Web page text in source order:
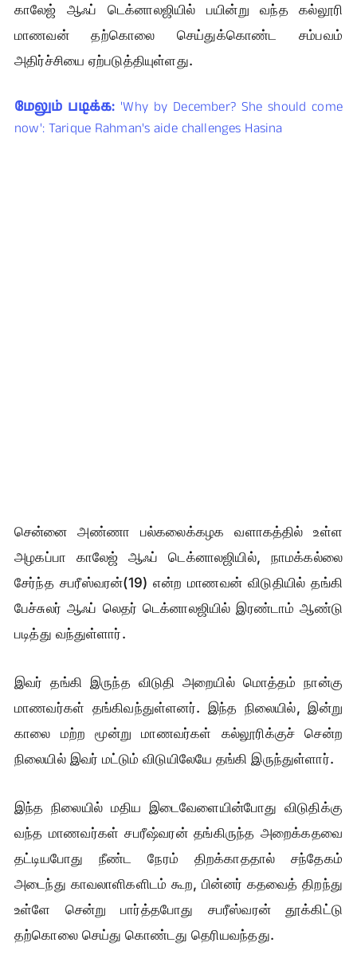
காலேஜ் ஆஃப் டெக்னாலஜியில் பயின்று வந்த கல்லூரி
மாணவன் தற்கொலை செய்துக்கொண்ட சம்பவம்
அதிர்ச்சியை ஏற்படுத்தியுள்ளது.
மேலும் படிக்க: 'Why by December? She should come
now': Tarique Rahman's aide challenges Hasina
சென்னை அண்ணா பல்கலைக்கழக வளாகத்தில் உள்ள
அழகப்பா காலேஜ் ஆஃப் டெக்னாலஜியில், நாமக்கல்லை
சேர்ந்த சபரீஸ்வரன்(19) என்ற மாணவன் விடுதியில் தங்கி
பேச்சுலர் ஆஃப் லெதர் டெக்னாலஜியில் இரண்டாம் ஆண்டு
படித்து வந்துள்ளார்.
இவர் தங்கி இருந்த விடுதி அறையில் மொத்தம் நான்கு
மாணவர்கள் தங்கிவந்துள்ளனர். இந்த நிலையில், இன்று
காலை மற்ற மூன்று மாணவர்கள் கல்லூரிக்குச் சென்ற
நிலையில் இவர் மட்டும் விடுயிலேயே தங்கி இருந்துள்ளார்.
இந்த நிலையில் மதிய இடைவேளையின்போது விடுதிக்கு
வந்த மாணவர்கள் சபரீஷ்வரன் தங்கிருந்த அறைக்கதவை
தட்டியபோது நீண்ட நேரம் திறக்காததால் சந்தேகம்
அடைந்து காவலாளிகளிடம் கூற, பின்னர் கதவைத் திறந்து
உள்ளே சென்று பார்த்தபோது சபரீஸ்வரன் தூக்கிட்டு
தற்கொலை செய்து கொண்டது தெரியவந்தது.